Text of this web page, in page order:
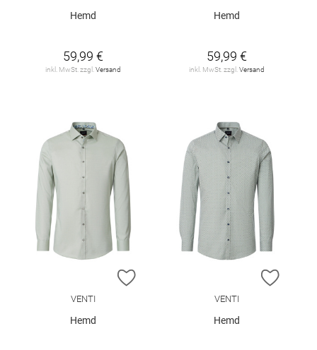
Hemd
59,99 €
inkl. MwSt. zzgl. Versand
Hemd
59,99 €
inkl. MwSt. zzgl. Versand
ZUR WUNSCHLISTE HINZUFÜGEN
VENTI
Hemd
ZUR
VENTI
Hemd